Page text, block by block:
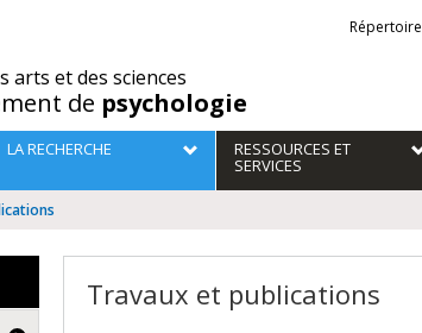
arts et des sciences
de psychologie
Liens
externes
Répertoire
LA RECHERCHE RESSOURCES ET
SERVICES
Travaux et publications